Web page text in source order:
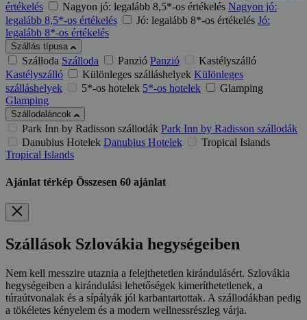
értékelés
Nagyon jó: legalább 8,5*-os értékelés Nagyon jó:
legalább 8,5*-os értékelés
Jó: legalább 8*-os értékelés Jó:
legalább 8*-os értékelés
Szállás típusa
Szálloda Szálloda Panzió Panzió
Kastélyszálló
Kastélyszálló
Különleges szálláshelyek Különleges
szálláshelyek
5*-os hotelek 5*-os hotelek
Glamping
Glamping
Szállodaláncok
Park Inn by Radisson szállodák Park Inn by Radisson szállodák
Danubius Hotelek Danubius Hotelek
Tropical Islands
Tropical Islands
Ajánlat térkép Összesen 60 ajánlat
Szállások Szlovákia hegységeiben
Nem kell messzire utaznia a felejthetetlen kirándulásért. Szlovákia
hegységeiben a kirándulási lehetőségek kimeríthetetlenek, a
túraútvonalak és a sípályák jól karbantartottak. A szállodákban pedig
a tökéletes kényelem és a modern wellnessrészleg várja.